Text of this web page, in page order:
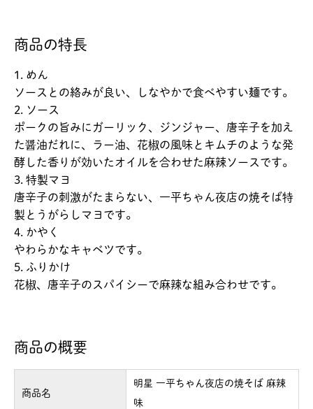
商品の特長
1. めん
ソースとの絡みが良い、しなやかで食べやすい麺です。
2. ソース
ポークの旨みにガーリック、ジンジャー、唐辛子を加え
た醤油だれに、ラー油、花椒の風味とキムチのような発
酵した香りが効いたオイルを合わせた麻辣ソースです。
3. 特製マヨ
唐辛子の刺激がたまらない、一平ちゃん夜店の焼そば特
製とうがらしマヨです。
4. かやく
やわらかなキャベツです。
5. ふりかけ
花椒、唐辛子のスパイシーで麻辣な組み合わせです。
商品の概要
商品名
明星 一平ちゃん夜店の焼そば 麻辣
味